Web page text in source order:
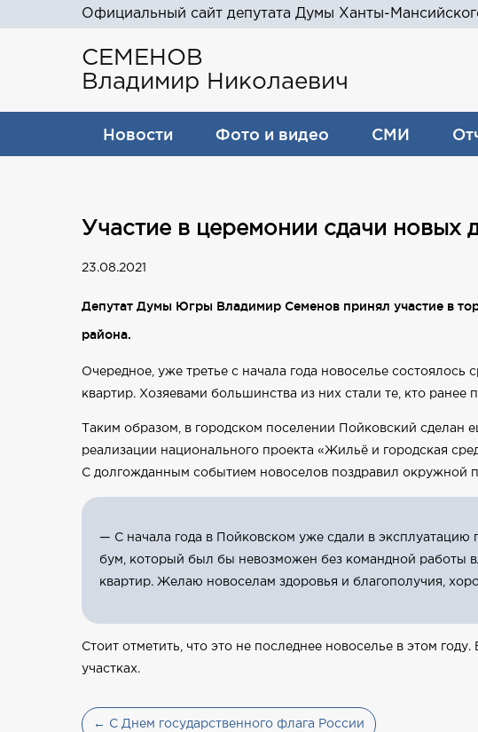
Официальный сайт депутата Думы Ханты-
СЕМЕНОВ
Владимир Николаевич
Новости Фото и видео СМИ
Участие в церемонии сдачи новых
23.08.2021
Депутат Думы Югры Владимир Семенов принял участие в
района.
Очередное, уже третье с начала года новоселье
квартир. Хозяевами большинства из них стали те, кто
Таким образом, в городском поселении Пойковский
реализации национального проекта «Жильё и городская
С долгожданным событием новоселов поздравил окружной
— С начала года в Пойковском уже сдали в эксплуатацию
бум, который был бы невозможен без командной работы
квартир. Желаю новоселам здоровья и благополучия,
Стоит отметить, что это не последнее новоселье в этом
участках.
← С Днем государственного флага России